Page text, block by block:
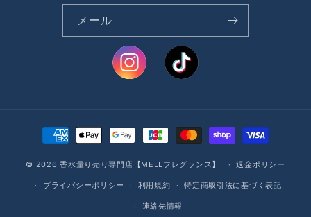
メール
決
済
方
法
© 2026香水量り売り専門店【MELLフレグランス】 返金ポリシー
プライバシーポリシー 利用規約 特定商取引法に基づく表記
連絡先情報